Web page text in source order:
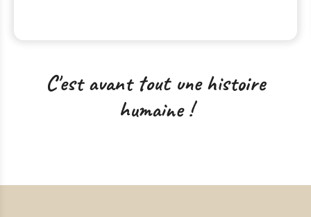
C'est avant tout une histoire
humaine !